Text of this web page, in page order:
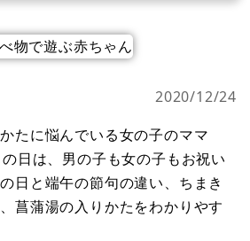
2020/12/24
たに悩んでいる女の子のママ
日は、男の子も女の子もお祝い
日と端午の節句の違い、ちまき
菖蒲湯の入りかたをわかりやす